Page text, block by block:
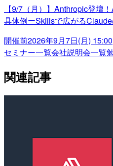
【9/7（月）】Anthropic登壇
具体例ーSkillsで広がる
開催前2026年9月7日(月) 15:00
セミナー一覧会社説明会一覧
関連記事